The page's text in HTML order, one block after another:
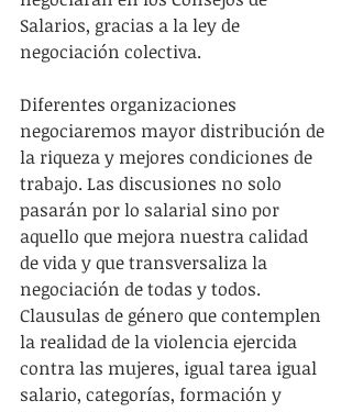
Salarios, gracias a la ley de
negociación colectiva.
Diferentes organizaciones
negociaremos mayor distribución de
la riqueza y mejores condiciones de
trabajo. Las discusiones no solo
pasarán por lo salarial sino por
aquello que mejora nuestra calidad
de vida y que transversaliza la
negociación de todas y todos.
Clausulas de género que contemplen
la realidad de la violencia ejercida
contra las mujeres, igual tarea igual
salario, categorías, formación y